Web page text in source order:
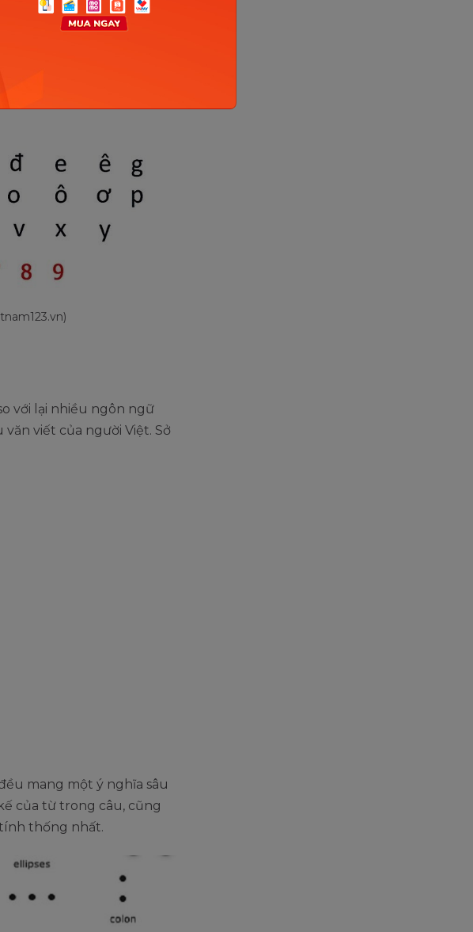
với lại nhiều ngôn ngữ
viết của người Việt. Sở
mang một ý nghĩa sâu
của từ trong câu, cũng
thống nhất.